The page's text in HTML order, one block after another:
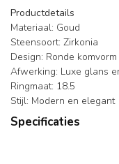
Productdetails
Materiaal: Goud
Steensoort: Zirkonia
Design: Ronde komvorm
Afwerking: Luxe glans
Ringmaat: 18.5
Stijl: Modern en elegant
Specificaties